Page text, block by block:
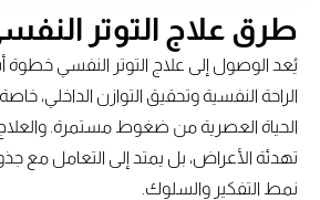
طرق علاج التوتر
يُعد الوصول إلى علاج التوتر النفسي خطوة
الراحة النفسية وتحقيق التوازن الداخلي،
الحياة العصرية من ضغوط مستمرة.
تهدئة الأعراض، بل يمتد إلى التعامل مع
نمط التفكير والسلوك.